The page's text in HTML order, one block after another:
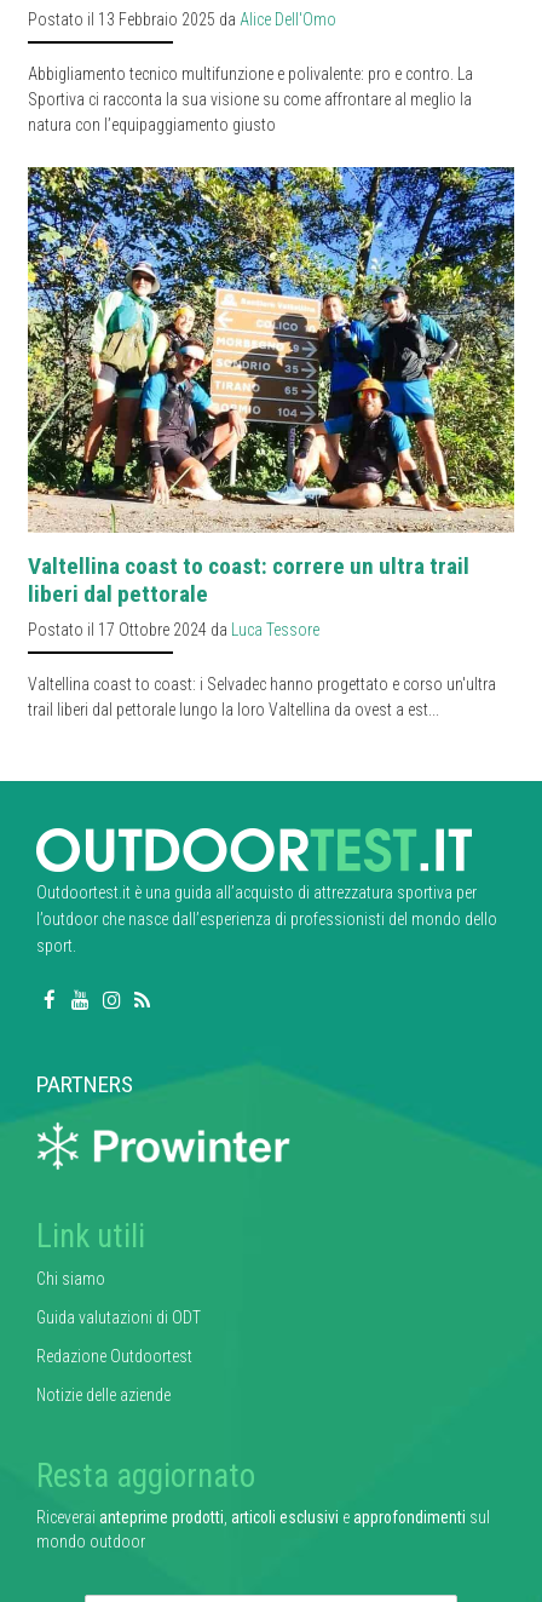
Postato il 13 Febbraio 2025 da Alice Dell'Omo
Abbigliamento tecnico multifunzione e polivalente: pro e contro. La
Sportiva ci racconta la sua visione su come affrontare al meglio la
natura con l’equipaggiamento giusto
Valtellina coast to coast: correre un ultra trail
liberi dal pettorale
Postato il 17 Ottobre 2024 da Luca Tessore
Valtellina coast to coast: i Selvadec hanno progettato e corso un'ultra
trail liberi dal pettorale lungo la loro Valtellina da ovest a est...
Outdoortest.it è una guida all’acquisto di attrezzatura sportiva per
l’outdoor che nasce dall’esperienza di professionisti del mondo dello
sport.
PARTNERS
Link utili
Chi siamo
Guida valutazioni di ODT
Redazione Outdoortest
Notizie delle aziende
Resta aggiornato
Riceverai anteprime prodotti articoli esclusivi eapprofondimenti sul
mondo outdoor